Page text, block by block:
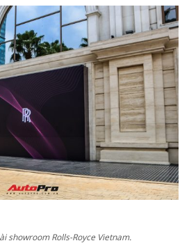
showroom Rolls-Royce Vietnam.